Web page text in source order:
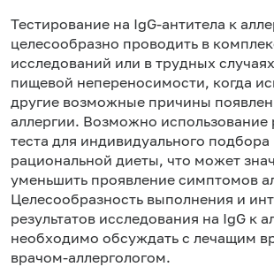
Тестирование на IgG-антитела к
целесообразно проводить в
исследований или в трудных
пищевой непереносимости, когда
другие возможные причины
аллергии. Возможно использование
теста для индивидуального
рациональной диеты, что может
уменьшить проявление симптомов
Целесообразность выполнения и
результатов исследования на IgG к
необходимо обсуждать с лечащим
врачом-аллергологом.